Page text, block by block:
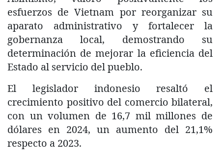
esfuerzos de Vietnam por reorganizar su
aparato administrativo y fortalecer la
gobernanza local, demostrando su
determinación de mejorar la eficiencia del
Estado al servicio del pueblo.
El legislador indonesio resaltó el
crecimiento positivo del comercio bilateral,
con un volumen de 16,7 mil millones de
dólares en 2024, un aumento del 21,1%
respecto a 2023.